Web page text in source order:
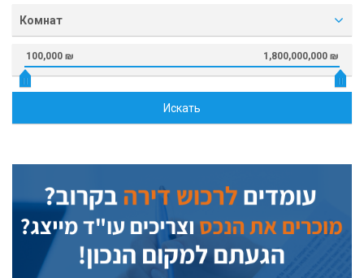
Комнат
100,000 ₪ 1,800,000,000 ₪
Искать